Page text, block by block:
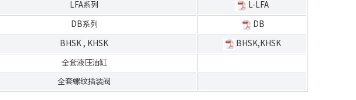
LFA系列 L-LFA
DB系列 DB
BHSK , KHSK BHSK,KHSK
全套液压油缸
全套螺纹插装阀